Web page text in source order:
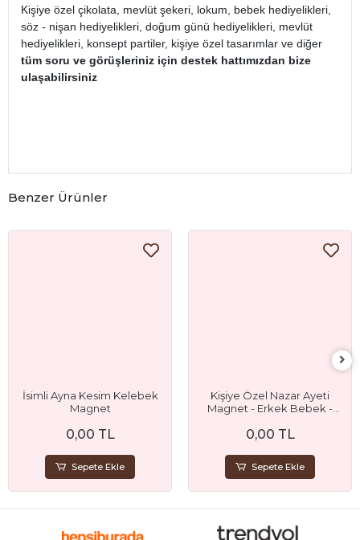
Kişiye özel çikolata, mevlüt şekeri, lokum, bebek hediyelikleri,
söz - nişan hediyelikleri, doğum günü hediyelikleri, mevlüt
hediyelikleri, konsept partiler, kişiye özel tasarımlar ve diğer
tüm soru ve görüşleriniz için destek hattımızdan bize
ulaşabilirsiniz
Benzer Ürünler
İsimli Ayna Kesim Kelebek
Magnet
0,00 TL
Sepete Ekle
Kişiye Özel Nazar Ayeti
Magnet - Erkek Bebek -
Hediyelik
0,00 TL
Sepete Ekle